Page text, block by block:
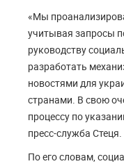
«Мы
учитывая запросы
руководству
разработать
новостями для
странами. В свою
процессу по
пресс-служба Стеця.
По его словам,